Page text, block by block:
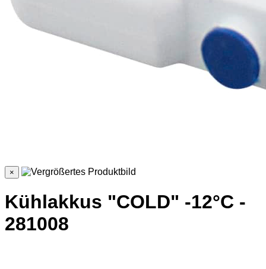
×
Kühlakkus "COLD" -12°C -
281008